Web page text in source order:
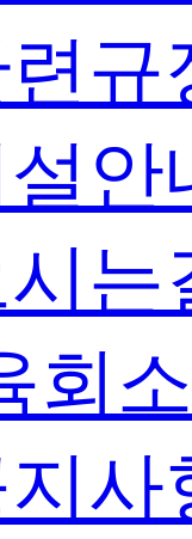
규
안
는
회
사